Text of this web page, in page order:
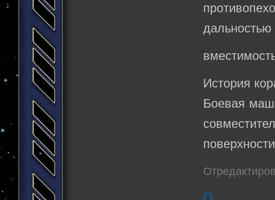
История
Боевая